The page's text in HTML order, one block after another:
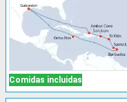
Comidas incluidas